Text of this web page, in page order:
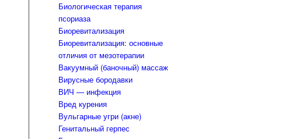
Биологическая терапия
псориаза
Биоревитализация
Биоревитализация: основные
отличия от мезотерапии
Вакуумный (баночный) массаж
Вирусные бородавки
ВИЧ — инфекция
Вред курения
Вульгарные угри (акне)
Генитальный герпес